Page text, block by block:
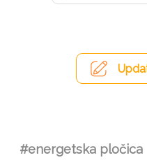
#energetska pločica